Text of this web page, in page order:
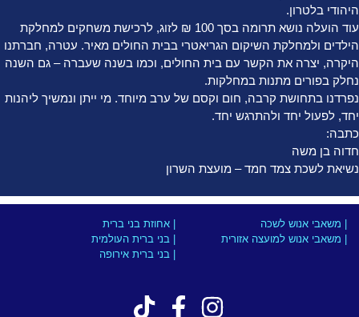
היהודי בלטרון.
עוד הועלה נושא תרומה בסך 100 ₪ לזוג, לרכישת משחקים למחלקת
הילדים ולמחלקת השיקום הגריאטרי בבית החולים מאיר. עטרה, חברתנו
היקרה, יצרה את הקשר עם בית החולים, וכמו בשנה שעברה – גם השנה
נחלק בפורים מתנות במחלקות.
נפרדנו בתחושת קרבה, חום וקסם של ערב מיוחד. מי ייתן ונמשיך ליהנות
יחד, לפעול יחד ולהתרגש יחד.
כתבה:
חדוה בן משה
נשיאת לשכת צמד חמד – מועצת השרון
| משאבי אנוש לשכה
| משאבי אנוש למועצה אזורית
| אחוזת בני ברית
| בני ברית העולמית
| בני ברית אירופה